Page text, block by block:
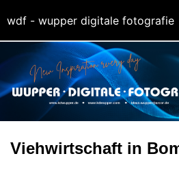
Viehwirtschaft in
wdf - wupper digitale fotografie